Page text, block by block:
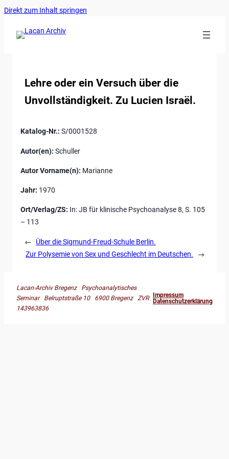
Direkt zum Inhalt springen
Lehre oder ein Versuch über die
Unvollständigkeit. Zu Lucien Israël.
Katalog-Nr.: S/0001528
Autor(en): Schuller
Autor Vorname(n): Marianne
Jahr: 1970
Ort/Verlag/ZS: In: JB für klinische Psychoanalyse 8, S. 105
– 113
←
Über die Sigmund-Freud-Schule Berlin.
Zur Polysemie von Sex und Geschlecht im Deutschen.
→
Lacan-Archiv Bregenz Psychoanalytisches
Seminar Belruptstraße 10 6900 Bregenz ZVR
143963836
Impressum
Datenschutzerklärung